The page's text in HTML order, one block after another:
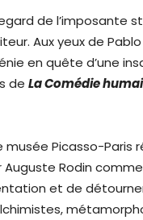
de l’imposante
Aux yeux de
en quête d’une
de La Comédie
Picasso-Paris
Rodin
et de